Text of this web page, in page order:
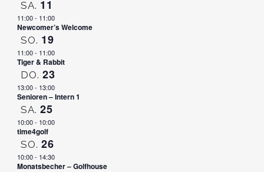
SA. 11
11:00- 11:00
Newcomer’s Welcome
SO. 19
11:00- 11:00
Tiger & Rabbit
DO. 23
13:00- 13:00
Senioren – Intern 1
SA. 25
10:00- 10:00
time4golf
SO. 26
10:00- 14:30
Monatsbecher – Golfhouse